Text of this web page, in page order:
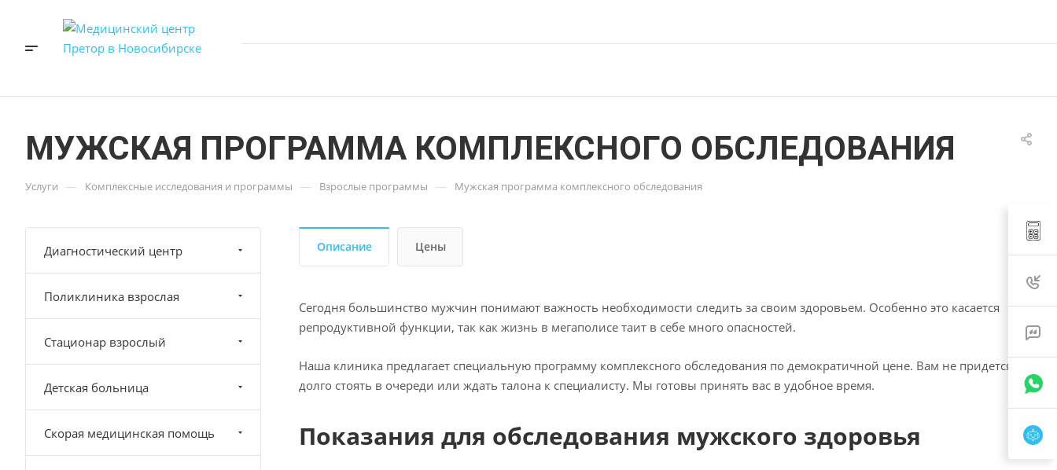
МУЖСКАЯ ПРОГРАММА КОМПЛЕКСНОГО ОБСЛЕДОВАНИЯ
Услуги — Комплексные исследования и программы — Взрослые программы — Мужская программа комплексного обследования
Описание Цены
Сегодня большинство мужчин понимают важность необходимости следить за своим здоровьем. Особенно это касается
репродуктивной функции, так как жизнь в мегаполисе таит в себе много опасностей.
Наша клиника предлагает специальную программу комплексного обследования по демократичной цене. Вам не придется
долго стоять в очереди или ждать талона к специалисту. Мы готовы принять вас в удобное время.
Показания для обследования мужского здоровья
Диагностический центр
Поликлиника взрослая
Стационар взрослый
Детская больница
Скорая медицинская помощь